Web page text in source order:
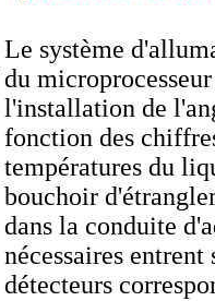
Le système
du
l'installation de
fonction des
températures du
bouchoir
dans la conduite
nécessaires
détecteurs